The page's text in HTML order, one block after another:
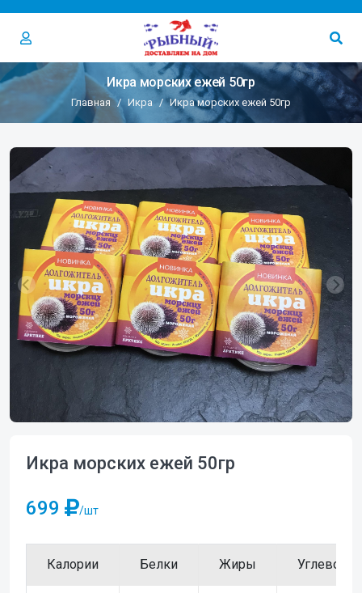
Икра морских ежей 50гр
Главная Икра Икра морских ежей 50гр
Икра морских ежей 50гр
699 /шт
Калории Белки Жиры Углеводы